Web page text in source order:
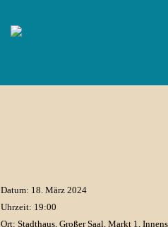
Datum: 18. März 2024
Uhrzeit: 19:00
Ort: Stadthaus, Großer Saal, Markt 1,